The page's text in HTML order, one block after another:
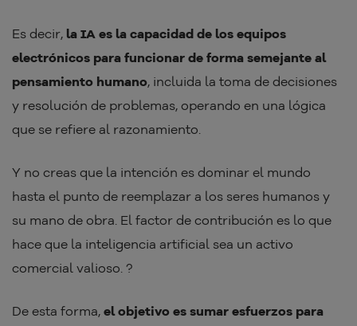
Es decir, la IA es la capacidad de los equipos
electrónicos para funcionar de forma semejante al
pensamiento humano, incluida la toma de decisiones
y resolución de problemas, operando en una lógica
que se refiere al razonamiento.
Y no creas que la intención es dominar el mundo
hasta el punto de reemplazar a los seres humanos y
su mano de obra. El factor de contribución es lo que
hace que la inteligencia artificial sea un activo
comercial valioso. ?
De esta forma, el objetivo es sumar esfuerzos para